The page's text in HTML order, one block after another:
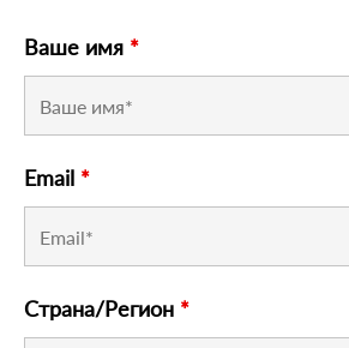
Ваше имя *
Email *
Страна/Регион *